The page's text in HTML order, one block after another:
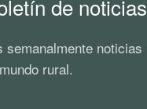
de noticias
noticias
rural.